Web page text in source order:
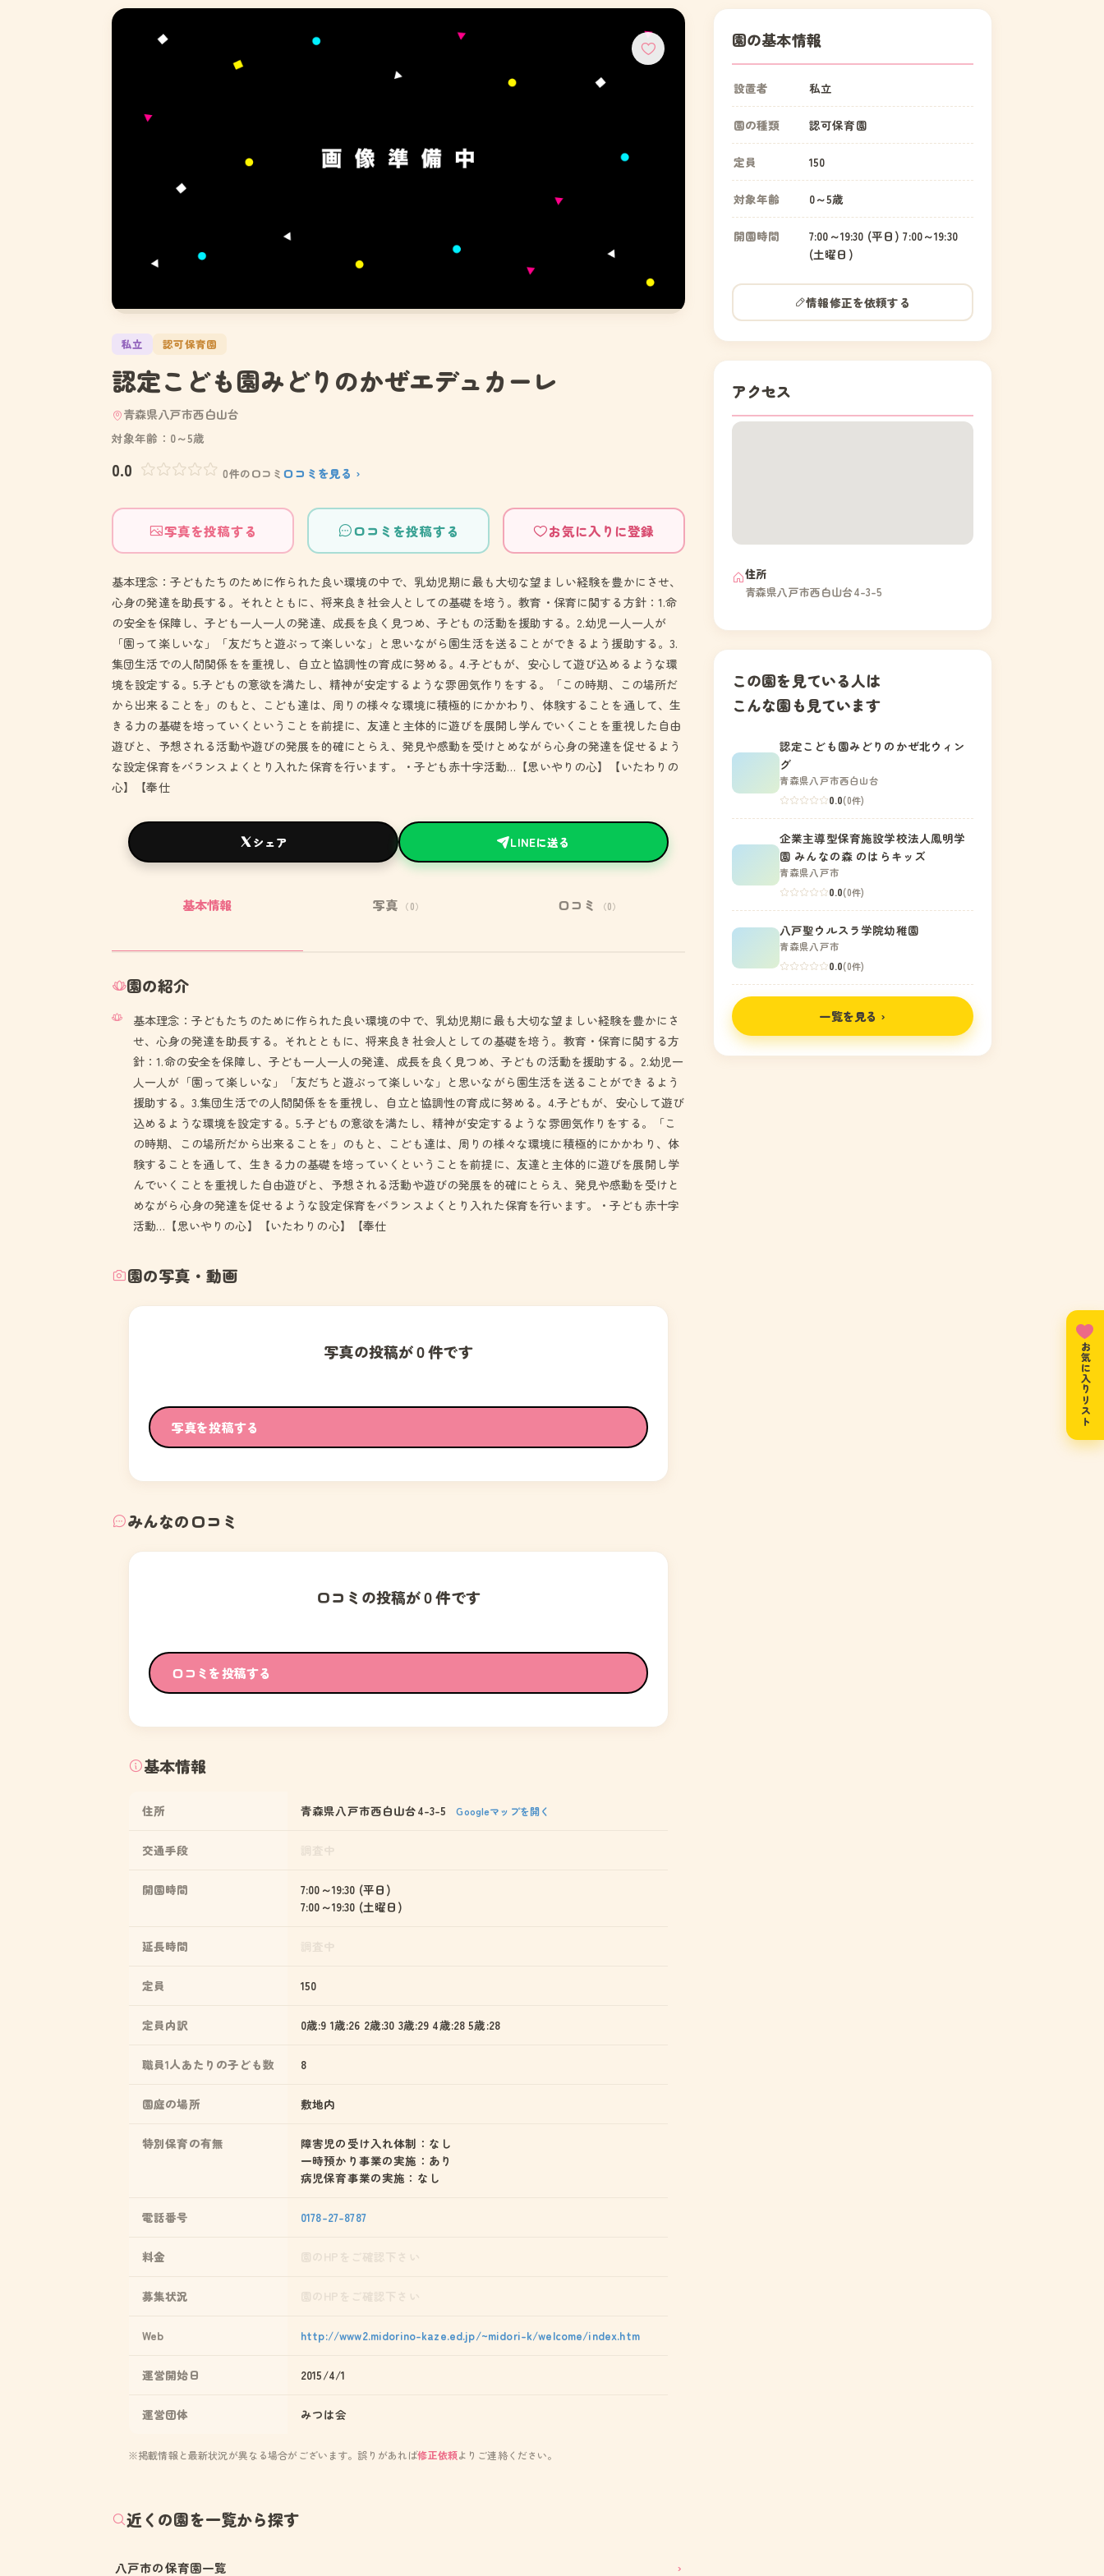
私立 認可保育園
認定こども園みどりのかぜエデュカーレ
青森県八戸市西白山台
対象年齢：0～5歳
0.0 0件の口コミ 口コミを見る ›
写真を投稿する 口コミを投稿する お気に入りに登録
基本理念：子どもたちのために作られた良い環境の中で、乳幼児期に最も大切な望ましい経験を豊かにさせ、
心身の発達を助長する。それとともに、将来良き社会人としての基礎を培う。教育・保育に関する方針：1.命
の安全を保障し、子ども一人一人の発達、成長を良く見つめ、子どもの活動を援助する。2.幼児一人一人が
「園って楽しいな」「友だちと遊ぶって楽しいな」と思いながら園生活を送ることができるよう援助する。3.
集団生活での人間関係をを重視し、自立と協調性の育成に努める。4.子どもが、安心して遊び込めるような環
境を設定する。5.子どもの意欲を満たし、精神が安定するような雰囲気作りをする。「この時期、この場所だ
から出来ることを」のもと、こども達は、周りの様々な環境に積極的にかかわり、体験することを通して、生
きる力の基礎を培っていくということを前提に、友達と主体的に遊びを展開し学んでいくことを重視した自由
遊びと、予想される活動や遊びの発展を的確にとらえ、発見や感動を受けとめながら心身の発達を促せるよう
な設定保育をバランスよくとり入れた保育を行います。・子ども赤十字活動…【思いやりの心】【いたわりの
心】【奉仕
シェア LINEに送る
基本情報 写真 （0） 口コミ （0）
園の紹介
基本理念：子どもたちのために作られた良い環境の中で、乳幼児期に最も大切な望ましい経験を豊かにさ
せ、心身の発達を助長する。それとともに、将来良き社会人としての基礎を培う。教育・保育に関する方
針：1.命の安全を保障し、子ども一人一人の発達、成長を良く見つめ、子どもの活動を援助する。2.幼児一
人一人が「園って楽しいな」「友だちと遊ぶって楽しいな」と思いながら園生活を送ることができるよう
援助する。3.集団生活での人間関係をを重視し、自立と協調性の育成に努める。4.子どもが、安心して遊び
込めるような環境を設定する。5.子どもの意欲を満たし、精神が安定するような雰囲気作りをする。「こ
の時期、この場所だから出来ることを」のもと、こども達は、周りの様々な環境に積極的にかかわり、体
験することを通して、生きる力の基礎を培っていくということを前提に、友達と主体的に遊びを展開し学
んでいくことを重視した自由遊びと、予想される活動や遊びの発展を的確にとらえ、発見や感動を受けと
めながら心身の発達を促せるような設定保育をバランスよくとり入れた保育を行います。・子ども赤十字
活動…【思いやりの心】【いたわりの心】【奉仕
園の写真・動画
写真の投稿が０件です
写真を投稿する
みんなの口コミ
口コミの投稿が０件です
口コミを投稿する
基本情報
住所 青森県八戸市西白山台4-3-5 Googleマップを開く
交通手段
開園時間
7:00～19:30 (平日)
7:00～19:30 (土曜日)
延長時間
定員 150
定員内訳 0歳:9 1歳:26 2歳:30 3歳:29 4歳:28 5歳:28
職員1人あたりの子ども数 8
園庭の場所 敷地内
特別保育の有無
障害児の受け入れ体制：なし
一時預かり事業の実施：あり
病児保育事業の実施：なし
電話番号 0178-27-8787
料金
募集状況
Web http://www2.midorino-kaze.ed.jp/~midori-k/welcome/index.htm
運営開始日 2015/4/1
運営団体 みつは会
※掲載情報と最新状況が異なる場合がございます。誤りがあれば修正依頼よりご連絡ください。
近くの園を一覧から探す
八戸市の保育園一覧
園の基本情報
設置者 私立
園の種類 認可保育園
定員 150
対象年齢 0～5歳
開園時間
7:00～19:30 (平日) 7:00～19:30
(土曜日)
情報修正を依頼する
アクセス
住所
青森県八戸市西白山台4-3-5
この園を見ている人は
こんな園も見ています
認定こども園みどりのかぜ北ウィン
グ
青森県八戸市西白山台
0.0(0件)
企業主導型保育施設学校法人鳳明学
園 みんなの森 のはらキッズ
青森県八戸市
0.0(0件)
八戸聖ウルスラ学院幼稚園
青森県八戸市
0.0(0件)
一覧を見る ›
お気に入りリスト